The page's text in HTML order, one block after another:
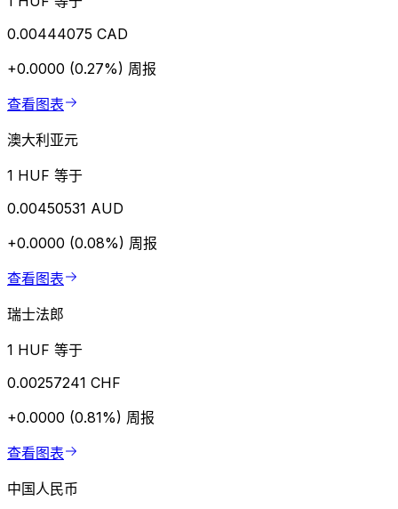
0.00444075 CAD
+0.0000 (0.27%) 周报
查看图表
澳大利亚元
1 HUF 等于
0.00450531 AUD
+0.0000 (0.08%) 周报
查看图表
瑞士法郎
1 HUF 等于
0.00257241 CHF
+0.0000 (0.81%) 周报
查看图表
中国人民币